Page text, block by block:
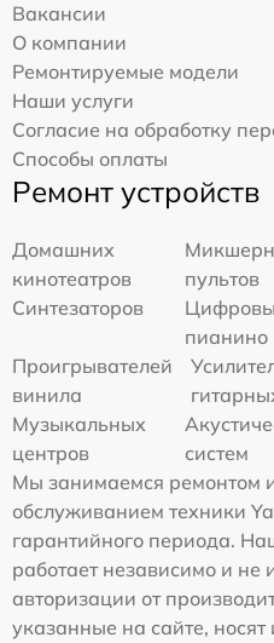
Вакансии
О компании
Ремонтируемые модели
Наши услуги
Согласие на обработку
Способы оплаты
Ремонт устройств
Домашних
кинотеатров
пультов
Синтезаторов
пианино
Проигрывателей
винила
Музыкальных
центров
систем
Мы занимаемся ремонтом
обслуживанием техники
гарантийного периода.
работает независимо и не
авторизации от
указанные на сайте,